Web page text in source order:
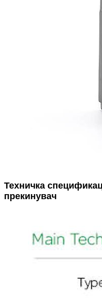
Техничка
прекинувач